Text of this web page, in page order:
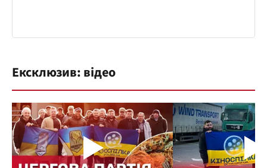
Ексклюзив: відео